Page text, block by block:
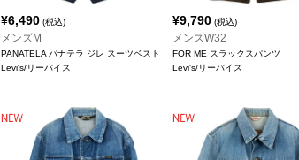
¥6,490 (税込)
メンズM
PANATELA パナテラ ジレ スーツベスト
Levi's/リーバイス
¥9,790 (税込)
メンズW32
FOR ME スラックスパンツ
Levi's/リーバイス